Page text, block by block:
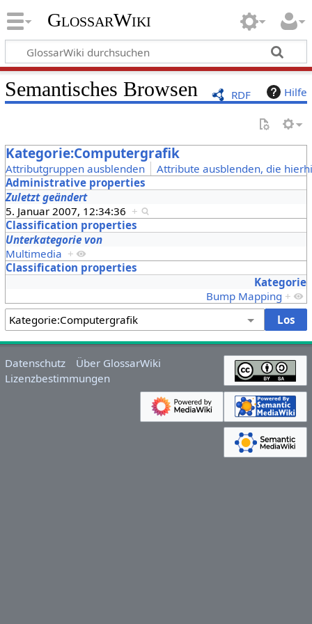
GlossarWiki
RDF Hilfe
Semantisches Browsen
Kategorie:Computergrafik
Attributgruppen ausblenden
Attribute ausblenden, die
Administrative properties
Zuletzt geändert
5. Januar 2007, 12:34:36 +
Classification properties
Unterkategorie von
Multimedia +
Classification properties
Kategorie
Bump Mapping +
Datenschutz
Über GlossarWiki
Lizenzbestimmungen